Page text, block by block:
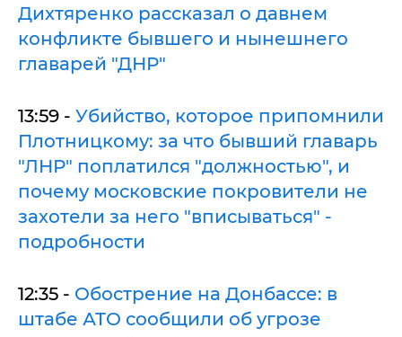
Дихтяренко рассказал о давнем
конфликте бывшего и нынешнего
главарей "ДНР"
13:59 - Убийство, которое припомнили
Плотницкому: за что бывший главарь
"ЛНР" поплатился "должностью", и
почему московские покровители не
захотели за него "вписываться" -
подробности
12:35 - Обострение на Донбассе: в
штабе АТО сообщили об угрозе